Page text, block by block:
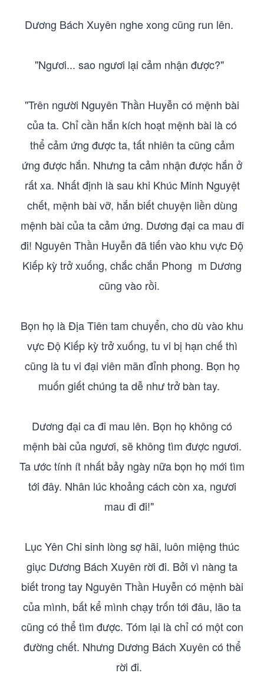
Dương Bách Xuyên nghe xong cũng run lên.
"Ngươi... sao ngươi lại cảm nhận được?"
"Trên người Nguyên Thần Huyễn có mệnh bài
của ta. Chỉ cần hắn kích hoạt mệnh bài là có
thể cảm ứng được ta, tất nhiên ta cũng cảm
ứng được hắn. Nhưng ta cảm nhận được hắn ở
rất xa. Nhất định là sau khi Khúc Minh Nguyệt
chết, mệnh bài vỡ, hắn biết chuyện liền dùng
mệnh bài của ta cảm ứng. Dương đại ca mau đi
đi! Nguyên Thần Huyễn đã tiến vào khu vực Độ
Kiếp kỳ trở xuống, chắc chắn Phong m Dương
cũng vào rồi.
Bọn họ là Địa Tiên tam chuyển, cho dù vào khu
vực Độ Kiếp kỳ trở xuống, tu vi bị hạn chế thì
cũng là tu vi đại viên mãn đỉnh phong. Bọn họ
muốn giết chúng ta dễ như trở bàn tay.
Dương đại ca đi mau lên. Bọn họ không có
mệnh bài của ngươi, sẽ không tìm được ngươi.
Ta ước tính ít nhất bảy ngày nữa bọn họ mới tìm
tới đây. Nhân lúc khoảng cách còn xa, ngươi
mau đi đi!"
Lục Yên Chi sinh lòng sợ hãi, luôn miệng thúc
giục Dương Bách Xuyên rời đi. Bởi vì nàng ta
biết trong tay Nguyên Thần Huyễn có mệnh bài
của mình, bất kể mình chạy trốn tới đâu, lão ta
cũng có thể tìm được. Tóm lại là chỉ có một con
đường chết. Nhưng Dương Bách Xuyên có thể
rời đi.